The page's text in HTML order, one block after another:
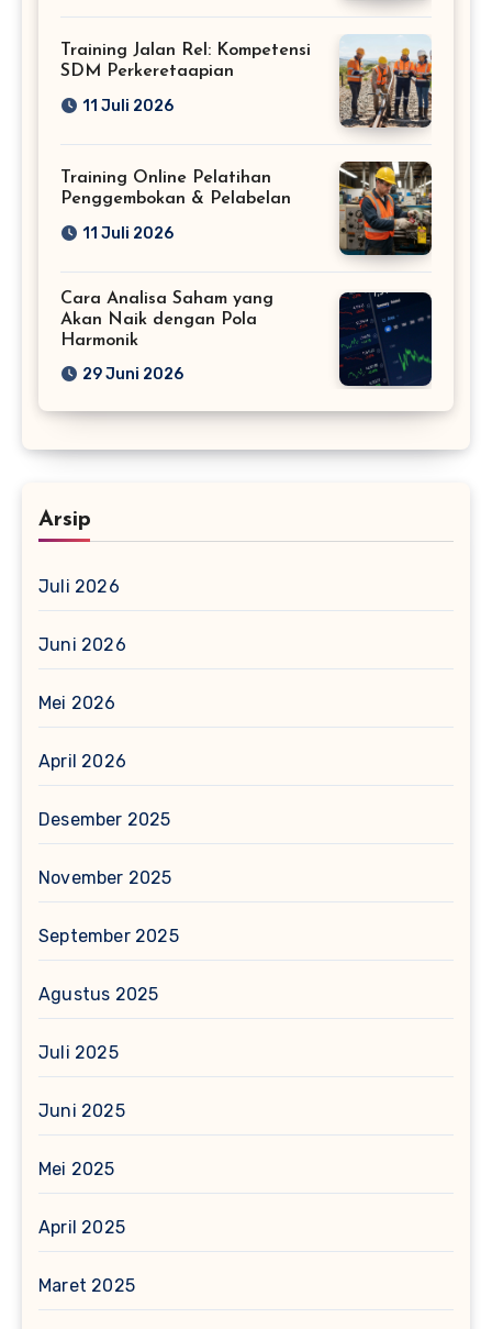
Training Jalan Rel: Kompetensi
SDM Perkeretaapian
11 Juli 2026
Training Online Pelatihan
Penggembokan & Pelabelan
11 Juli 2026
Cara Analisa Saham yang
Akan Naik dengan Pola
Harmonik
29 Juni 2026
Arsip
Juli 2026
Juni 2026
Mei 2026
April 2026
Desember 2025
November 2025
September 2025
Agustus 2025
Juli 2025
Juni 2025
Mei 2025
April 2025
Maret 2025